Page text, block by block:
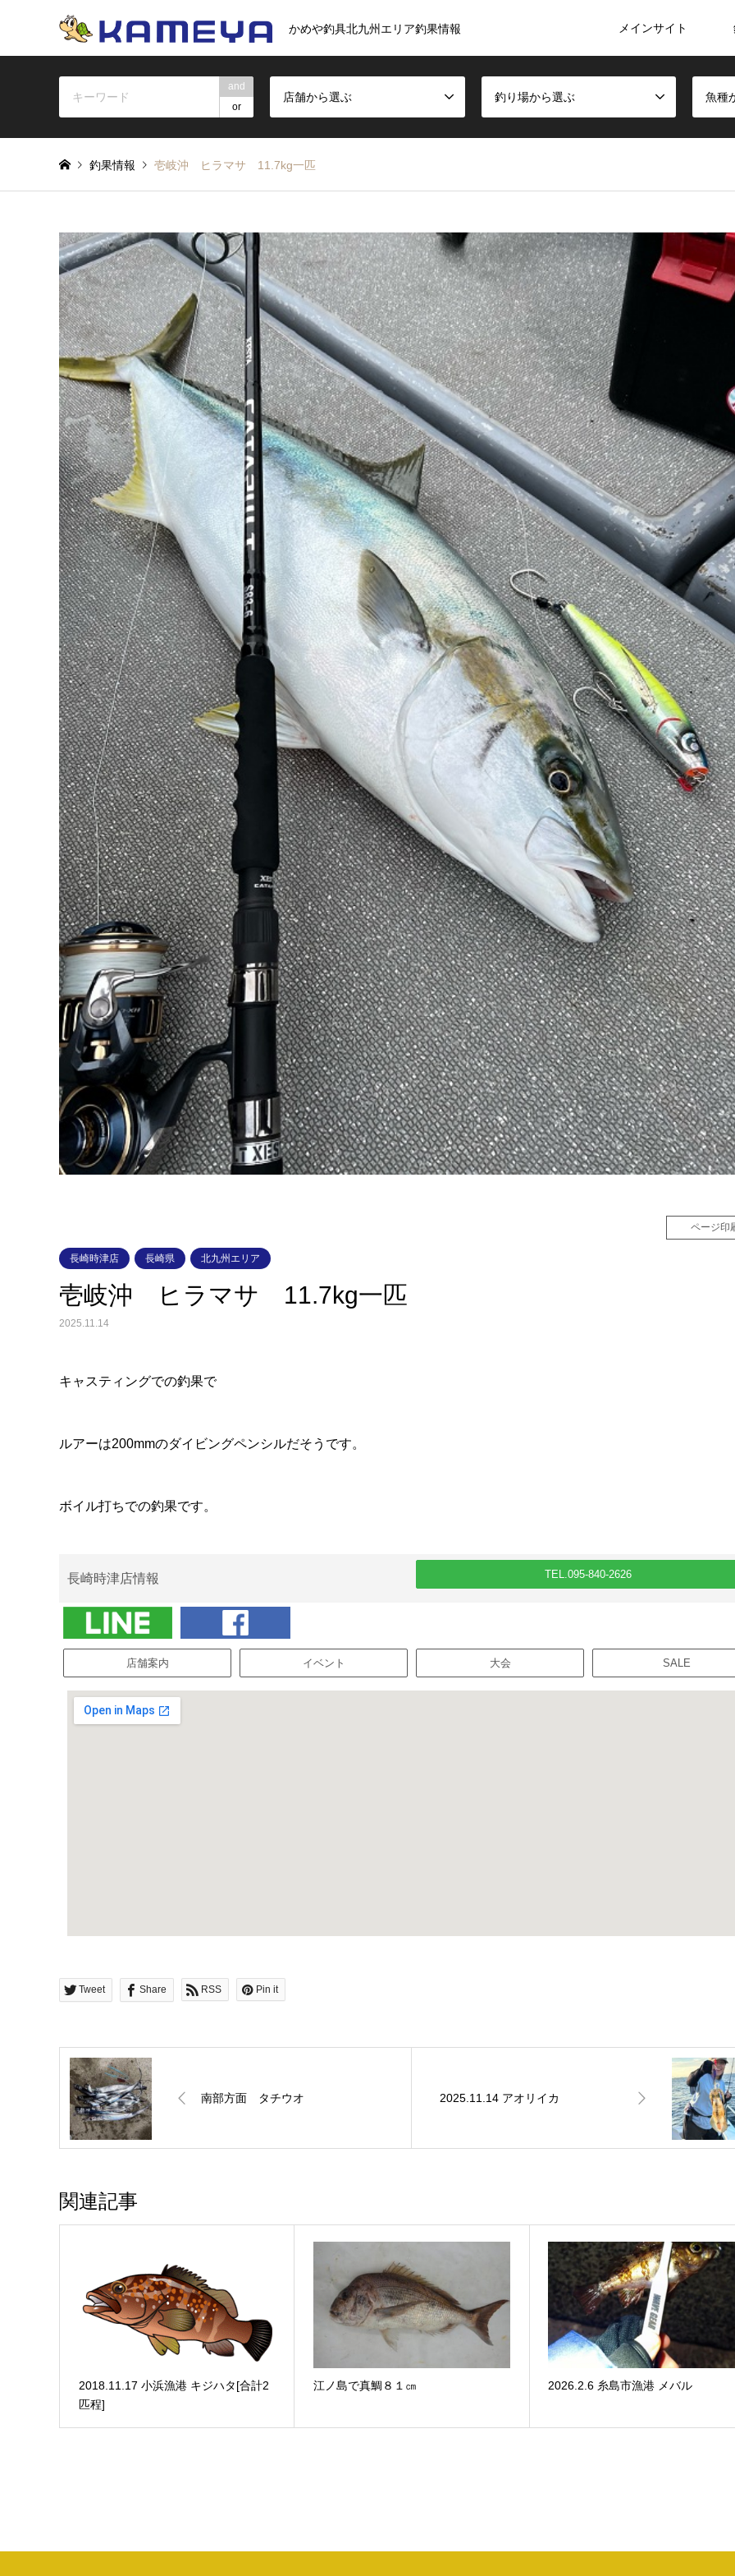
かめや釣具北九州エリア釣果情報 メインサイト
and
or
店舗から選ぶ 釣り場から選ぶ 魚種
釣果情報 壱岐沖 ヒラマサ 11.7kg一匹
ページ印
長崎時津店 長崎県 北九州エリア
壱岐沖 ヒラマサ 11.7kg一匹
2025.11.14
キャスティングでの釣果で
ルアーは200mmのダイビングペンシルだそうです。
ボイル打ちでの釣果です。
長崎時津店情報 TEL.095-840-2626
店舗案内 イベント 大会 SALE
Tweet Share RSS Pin it
南部方面 タチウオ 2025.11.14 アオリイカ
関連記事
2018.11.17 小浜漁港 キジハタ[合計2
匹程]
江ノ島で真鯛８１㎝ 2026.2.6 糸島市漁港 メバル